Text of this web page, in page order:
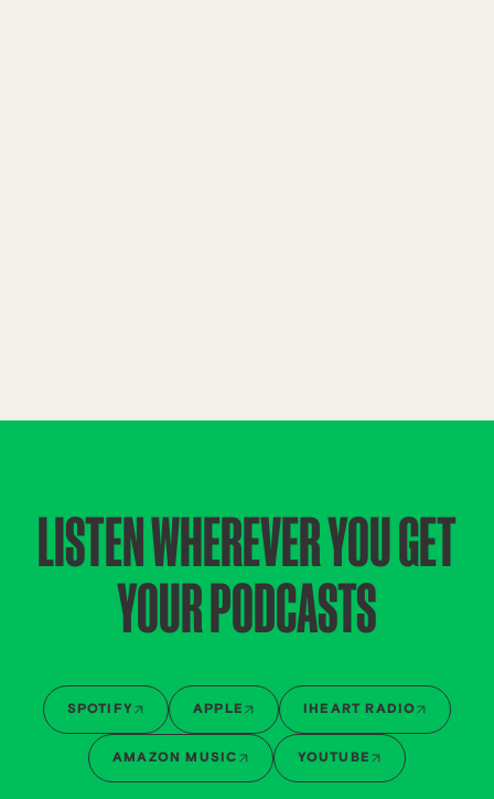
LISTEN WHEREVER YOU GET
YOUR PODCASTS
SPOTIFY APPLE IHEART RADIO
AMAZON MUSIC YOUTUBE